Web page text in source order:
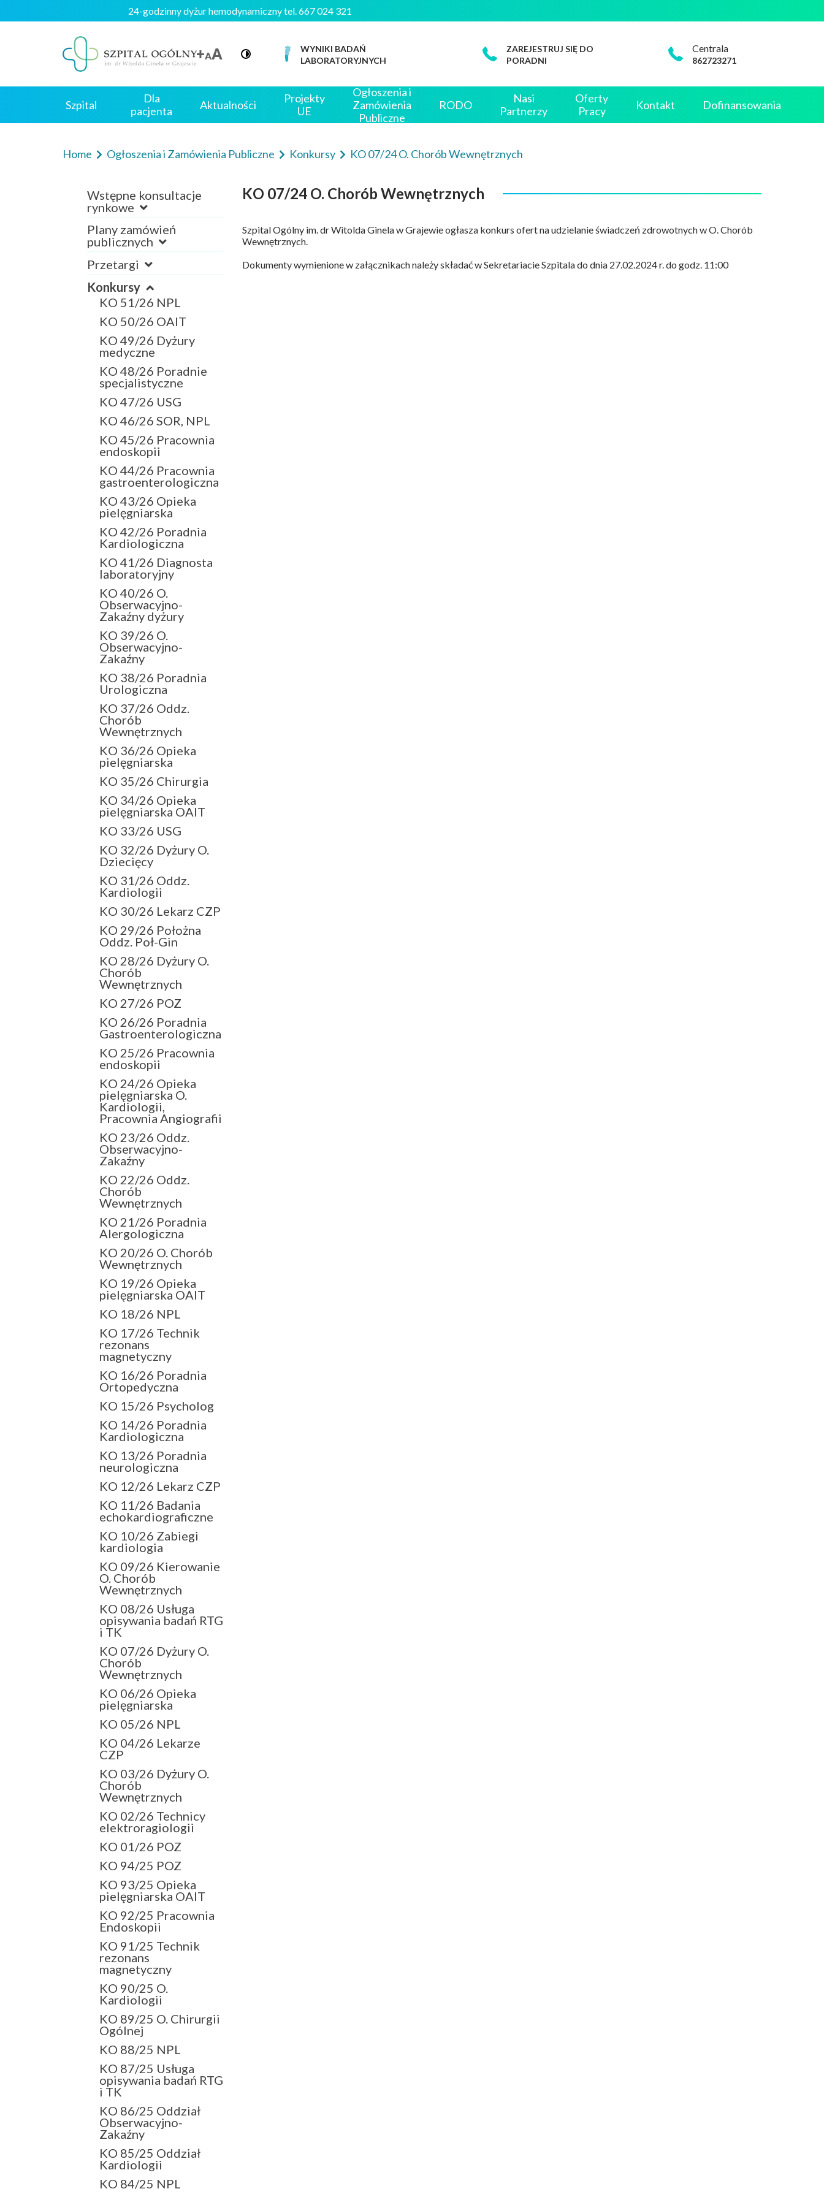
24-godzinny dyżur hemodynamiczny tel. 667 024 321
WYNIKI BADAŃ
LABORATORYJNYCH
ZAREJESTRUJ SIĘ DO
PORADNI
Centrala
862723271
Szpital
Dla
pacjenta
Aktualności
Projekty
UE
Ogłoszenia i
Zamówienia
Publiczne
RODO
Nasi
Partnerzy
Oferty
Pracy
Kontakt Dofinansowania
Home Ogłoszenia i Zamówienia Publiczne Konkursy KO 07/24 O. Chorób Wewnętrznych
Wstępne konsultacje
rynkowe
Plany zamówień
publicznych
Przetargi
Konkursy
KO 51/26 NPL
KO 50/26 OAIT
KO 49/26 Dyżury
medyczne
KO 48/26 Poradnie
specjalistyczne
KO 47/26 USG
KO 46/26 SOR, NPL
KO 45/26 Pracownia
endoskopii
KO 44/26 Pracownia
gastroenterologiczna
KO 43/26 Opieka
pielęgniarska
KO 42/26 Poradnia
Kardiologiczna
KO 41/26 Diagnosta
laboratoryjny
KO 40/26 O.
Obserwacyjno-
Zakaźny dyżury
KO 39/26 O.
Obserwacyjno-
Zakaźny
KO 38/26 Poradnia
Urologiczna
KO 37/26 Oddz.
Chorób
Wewnętrznych
KO 36/26 Opieka
pielęgniarska
KO 35/26 Chirurgia
KO 34/26 Opieka
pielęgniarska OAIT
KO 33/26 USG
KO 32/26 Dyżury O.
Dziecięcy
KO 31/26 Oddz.
Kardiologii
KO 30/26 Lekarz CZP
KO 29/26 Położna
Oddz. Poł-Gin
KO 28/26 Dyżury O.
Chorób
Wewnętrznych
KO 27/26 POZ
KO 26/26 Poradnia
Gastroenterologiczna
KO 25/26 Pracownia
endoskopii
KO 24/26 Opieka
pielęgniarska O.
Kardiologii,
Pracownia Angiografii
KO 23/26 Oddz.
Obserwacyjno-
Zakaźny
KO 22/26 Oddz.
Chorób
Wewnętrznych
KO 21/26 Poradnia
Alergologiczna
KO 20/26 O. Chorób
Wewnętrznych
KO 19/26 Opieka
pielęgniarska OAIT
KO 18/26 NPL
KO 17/26 Technik
rezonans
magnetyczny
KO 16/26 Poradnia
Ortopedyczna
KO 15/26 Psycholog
KO 14/26 Poradnia
Kardiologiczna
KO 13/26 Poradnia
neurologiczna
KO 12/26 Lekarz CZP
KO 11/26 Badania
echokardiograficzne
KO 10/26 Zabiegi
kardiologia
KO 09/26 Kierowanie
O. Chorób
Wewnętrznych
KO 08/26 Usługa
opisywania badań RTG
i TK
KO 07/26 Dyżury O.
Chorób
Wewnętrznych
KO 06/26 Opieka
pielęgniarska
KO 05/26 NPL
KO 04/26 Lekarze
CZP
KO 03/26 Dyżury O.
Chorób
Wewnętrznych
KO 02/26 Technicy
elektroragiologii
KO 01/26 POZ
KO 94/25 POZ
KO 93/25 Opieka
pielęgniarska OAIT
KO 92/25 Pracownia
Endoskopii
KO 91/25 Technik
rezonans
magnetyczny
KO 90/25 O.
Kardiologii
KO 89/25 O. Chirurgii
Ogólnej
KO 88/25 NPL
KO 87/25 Usługa
opisywania badań RTG
i TK
KO 86/25 Oddział
Obserwacyjno-
Zakaźny
KO 85/25 Oddział
Kardiologii
KO 84/25 NPL
KO 07/24 O. Chorób Wewnętrznych
Szpital Ogólny im. dr Witolda Ginela w Grajewie ogłasza konkurs ofert na udzielanie świadczeń zdrowotnych w O. Chorób
Wewnętrznych.
Dokumenty wymienione w załącznikach należy składać w Sekretariacie Szpitala do dnia 27.02.2024 r. do godz. 11:00